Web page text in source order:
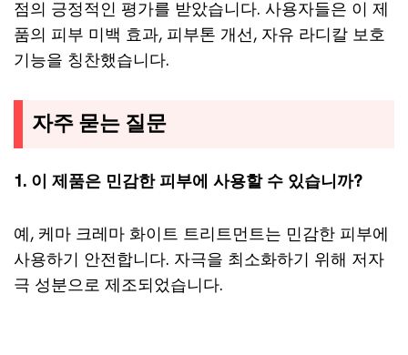
점의 긍정적인 평가를 받았습니다. 사용자들은 이 제
품의 피부 미백 효과, 피부톤 개선, 자유 라디칼 보호
기능을 칭찬했습니다.
자주 묻는 질문
1. 이 제품은 민감한 피부에 사용할 수 있습니까?
예, 케마 크레마 화이트 트리트먼트는 민감한 피부에
사용하기 안전합니다. 자극을 최소화하기 위해 저자
극 성분으로 제조되었습니다.